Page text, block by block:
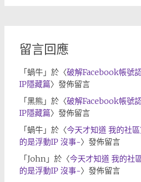
留言回應
「 蝸牛」於〈破解Facebook帳號
IP隱藏篇〉發佈留言
「 黑熊 」於〈破解Facebook帳號
IP隱藏篇〉發佈留言
「 蝸牛」於〈今天才知道 我的社
的是浮動IP 沒事~〉發佈留言
「 John」於〈今天才知道 我的社
的是浮動IP 沒事~〉發佈留言